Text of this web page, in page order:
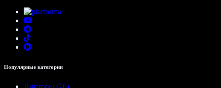
Популярные категории
Дикторы (76)